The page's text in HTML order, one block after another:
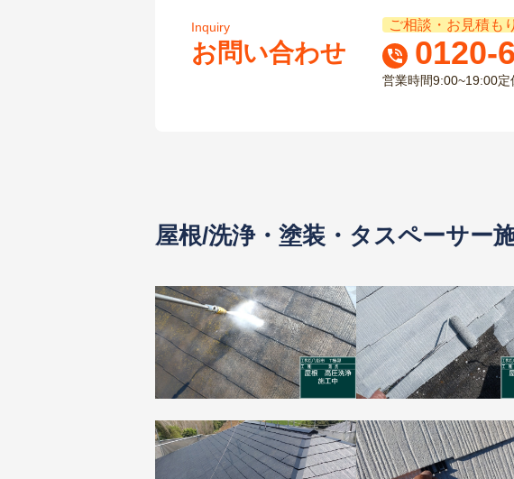
お問い合わせ
Inquiry ご相談・お見積も
0120-
営業時間9:00~19:00定
屋根/洗浄・塗装・タスペーサー